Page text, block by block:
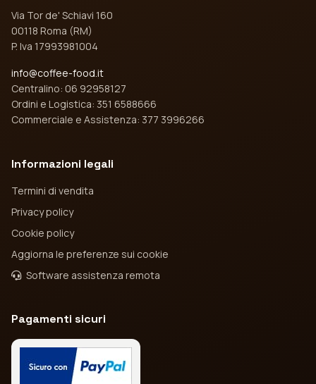
Via Tor de' Schiavi 160
00118 Roma (RM)
P. Iva 17993981004
info@coffee-food.it
Centralino: 06 92958127
Ordini e Logistica: 351 6588666
Commerciale e Assistenza: 377 3996266
Informazioni legali
Termini di vendita
Privacy policy
Cookie policy
Aggiorna le preferenze sui cookie
Software assistenza remota
Pagamenti sicuri